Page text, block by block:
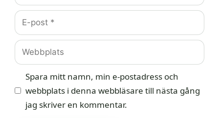
E-
post
Webbplats
Spara mitt namn, min e-postadress och
webbplats i denna webbläsare till nästa gång
jag skriver en kommentar.